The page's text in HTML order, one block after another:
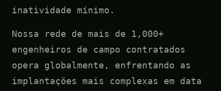
inatividade mínimo.
Nossa rede de mais de 1,000+
engenheiros de campo contratados
opera globalmente, enfrentando as
implantações mais complexas em data